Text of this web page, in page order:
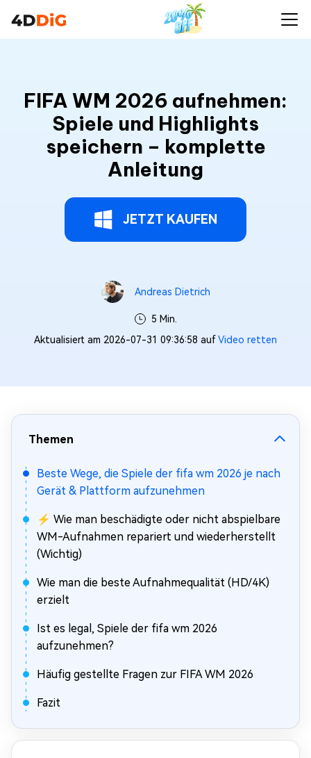
FIFA WM 2026 aufnehmen:
Spiele und Highlights
speichern – komplette
Anleitung
JETZT KAUFEN
Andreas Dietrich
5 Min.
Aktualisiert am 2026-07-31 09:36:58 aufVideo retten
Themen
Beste Wege, die Spiele der fifa wm 2026 je nach
Gerät & Plattform aufzunehmen
⚡ Wie man beschädigte oder nicht abspielbare
WM-Aufnahmen repariert und wiederherstellt
(Wichtig)
Wie man die beste Aufnahmequalität (HD/4K)
erzielt
Ist es legal, Spiele der fifa wm 2026
aufzunehmen?
Häufig gestellte Fragen zur FIFA WM 2026
Fazit